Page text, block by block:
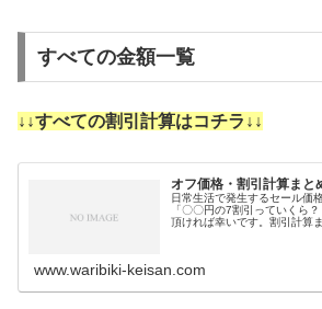
すべての金額一覧
↓↓すべての割引計算はコチラ↓↓
オフ価格・割引計算まと
日常生活で発生するセール価
「〇〇円の7割引っていくら
頂ければ幸いです。割引計算
www.waribiki-keisan.com